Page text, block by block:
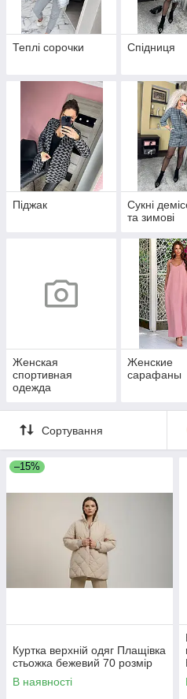
Теплі сорочки Спідниця
Піджак
Сукні
та зимові
Женская
спортивная
одежда
Женские
сарафаны
Сортування
–15%
Куртка верхній одяг Плащівка
стьожка бежевий 70 розмір
В наявності